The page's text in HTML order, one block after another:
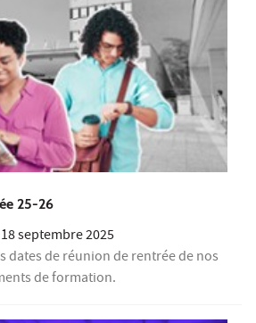
25-26
18 septembre 2025
dates de réunion de rentrée de nos
de formation.